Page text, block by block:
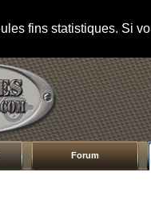
fins statistiques. Si
Forum